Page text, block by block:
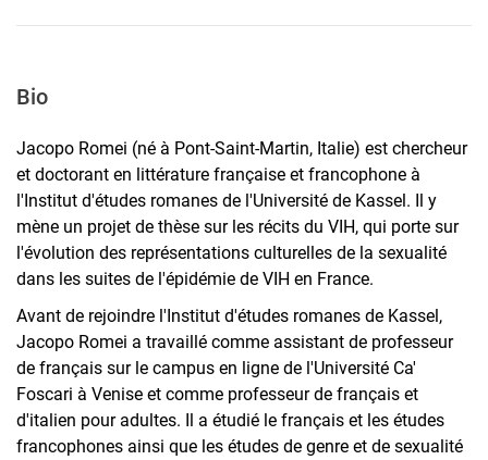
Bio
Jacopo Romei (né à Pont-Saint-Martin, Italie) est chercheur
et doctorant en littérature française et francophone à
l'Institut d'études romanes de l'Université de Kassel. Il y
mène un projet de thèse sur les récits du VIH, qui porte sur
l'évolution des représentations culturelles de la sexualité
dans les suites de l'épidémie de VIH en France.
Avant de rejoindre l'Institut d'études romanes de Kassel,
Jacopo Romei a travaillé comme assistant de professeur
de français sur le campus en ligne de l'Université Ca'
Foscari à Venise et comme professeur de français et
d'italien pour adultes. Il a étudié le français et les études
francophones ainsi que les études de genre et de sexualité